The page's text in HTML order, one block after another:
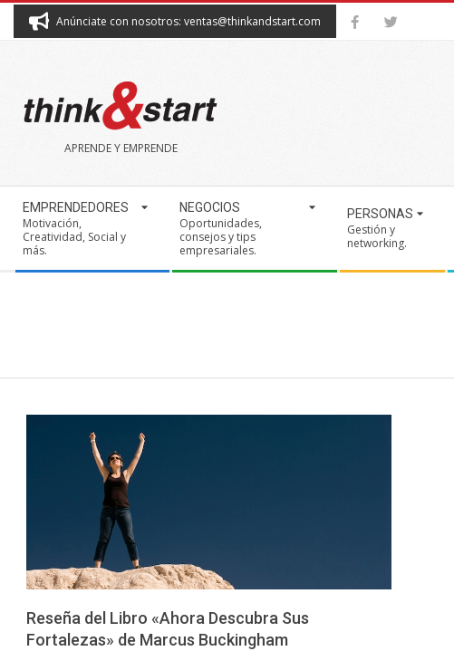
Anúnciate con nosotros: ventas@thinkandstart.com
THINK&START
APRENDE Y EMPRENDE
Navigation
Menu
EMPRENDEDORES
Motivación,
Creatividad, Social y
más.
NEGOCIOS
Oportunidades,
consejos y tips
empresariales.
PERSONAS
Gestión y
networking.
Reseña del Libro «Ahora Descubra Sus
Fortalezas» de Marcus Buckingham